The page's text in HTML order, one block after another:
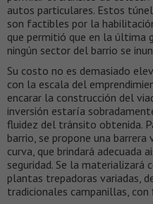
autos particulares. Estos
son factibles por la
que permitió que en la última
ningún sector del barrio se
Su costo no es demasiado
con la escala del
encarar la construcción del
inversión estaría
fluidez del tránsito obtenida.
barrio, se propone una
curva, que brindará adecuada
seguridad. Se la
plantas trepadoras variadas,
tradicionales campanillas,